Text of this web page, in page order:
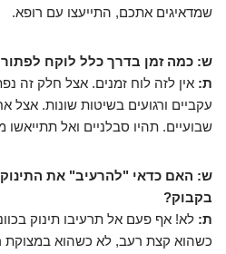
שמדאיגים אתכם, התייעצו עם רופא.
ש: כמה זמן בדרך כלל לוקח לפתור
ת: אין לזה לוח זמנים. אצל חלק זה
עקביים ורגועים בשיטות שונות. אצל
שבועיים. תהיו סבלניים ואל תתייאשו
ש: האם כדאי "להרעיב" את
בקבוק?
ת: לא! אף פעם אל תרעיבו תינוק
כשהוא קצת רעב, לא כשהוא במצוקת